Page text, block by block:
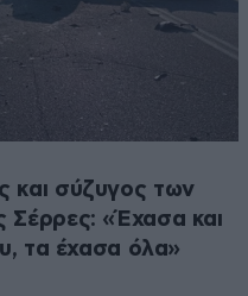
και σύζυγος των
Σέρρες: «Έχασα και
τα έχασα όλα»